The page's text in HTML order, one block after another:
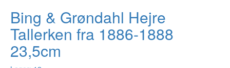
Bing & Grøndahl Hejre
Tallerken fra 1886-1888
23,5cm